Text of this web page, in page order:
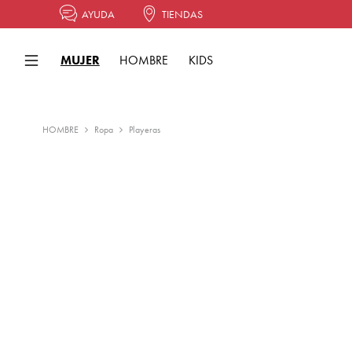
AYUDA TIENDAS
MUJER HOMBRE KIDS
HOMBRE Ropa Playeras